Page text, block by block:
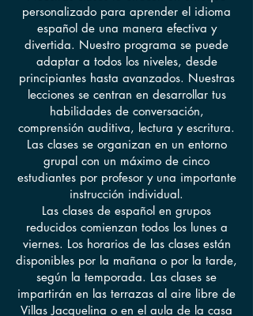
personalizado para aprender el idioma
español de una manera efectiva y
divertida. Nuestro programa se puede
adaptar a todos los niveles, desde
principiantes hasta avanzados. Nuestras
lecciones se centran en desarrollar tus
habilidades de conversación,
comprensión auditiva, lectura y escritura.
Las clases se organizan en un entorno
grupal con un máximo de cinco
estudiantes por profesor y una importante
instrucción individual.
Las clases de español en grupos
reducidos comienzan todos los lunes a
viernes. Los horarios de las clases están
disponibles por la mañana o por la tarde,
según la temporada. Las clases se
impartirán en las terrazas al aire libre de
Villas Jacquelina o en el aula de la casa